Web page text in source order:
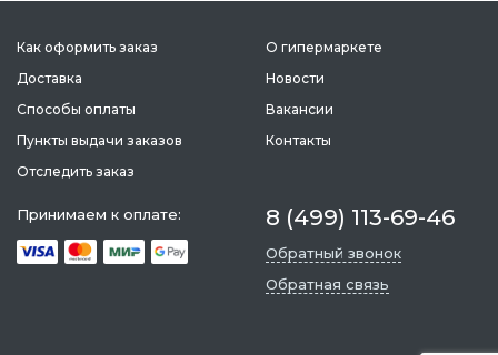
Как оформить заказ
Доставка
Способы оплаты
Пункты выдачи заказов
Отследить заказ
О гипермаркете
Новости
Вакансии
Контакты
Принимаем к оплате: 8 (499) 113-69-46
Обратный звонок
Обратная связь
Магас
Майкоп
Махачкала
Междуреченск
Нарьян-Мар
Новороссийск
Новосибирск
Омск
Оренбург
Пермь
Петрозаводск
Саранск